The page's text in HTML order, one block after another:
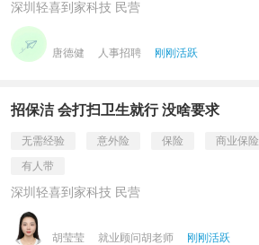
深圳轻喜到家科技 民营
唐德健 人事招聘 刚刚活跃
招保洁 会打扫卫生就行 没啥要求
无需经验 意外险 保险 商业保险
有人带
深圳轻喜到家科技 民营
胡莹莹 就业顾问胡老师 刚刚活跃